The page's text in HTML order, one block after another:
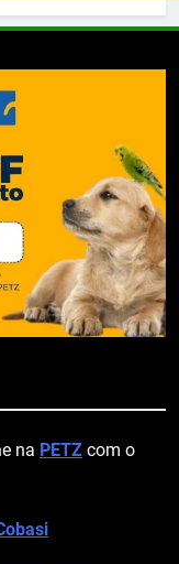
na PETZ com o